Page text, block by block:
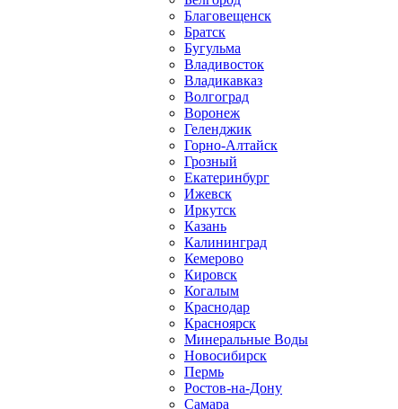
Благовещенск
Братск
Бугульма
Владивосток
Владикавказ
Волгоград
Воронеж
Геленджик
Горно-Алтайск
Грозный
Екатеринбург
Ижевск
Иркутск
Казань
Калининград
Кемерово
Кировск
Когалым
Краснодар
Красноярск
Минеральные Воды
Новосибирск
Пермь
Ростов-на-Дону
Самара